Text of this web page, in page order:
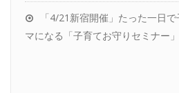
「4/21新宿開催」たった一日
マになる「子育てお守りセミナー」